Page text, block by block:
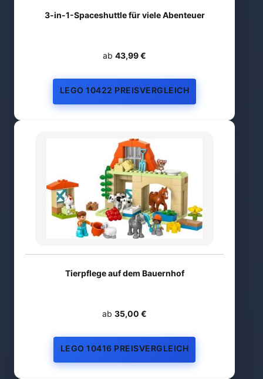
3-in-1-Spaceshuttle für viele Abenteuer
ab 43,99 €
LEGO 10422 PREISVERGLEICH
Tierpflege auf dem Bauernhof
ab 35,00 €
LEGO 10416 PREISVERGLEICH